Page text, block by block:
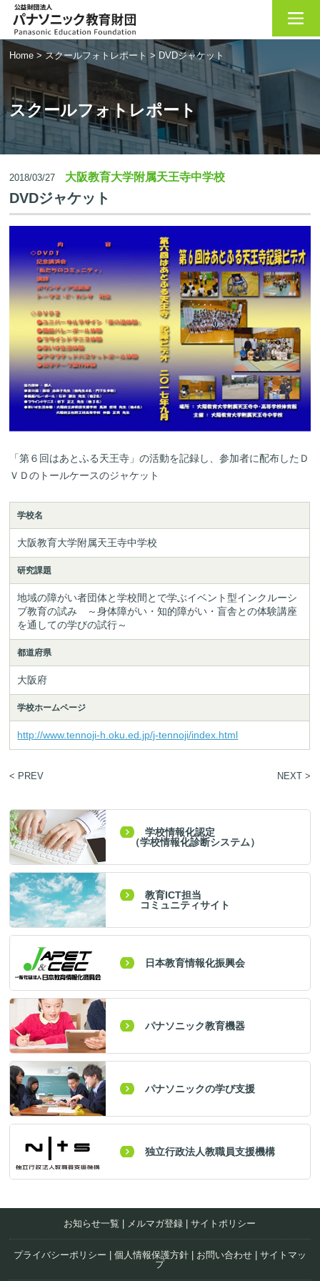
Home > スクールフォトレポート > DVDジャケット
スクールフォトレポート
2018/03/27 大阪教育大学附属天王寺中学校
DVDジャケット
「第６回はあとふる天王寺」の活動を記録し、参加者に配布したＤ
ＶＤのトールケースのジャケット
学校名
大阪教育大学附属天王寺中学校
研究課題
地域の障がい者団体と学校間とで学ぶイベント型インクルーシ
ブ教育の試み　～身体障がい・知的障がい・盲舎との体験講座
都道府県
大阪府
学校ホームページ
http://www.tennoji-h.oku.ed.jp/j-tennoji/index.html
< PREV NEXT >
学校情報化認定
（学校情報化診断システム）
教育ICT担当
コミュニティサイト
日本教育情報化振興会
パナソニック教育機器
パナソニックの学び支援
独立行政法人教職員支援機構
お知らせ一覧 メルマガ登録 |サイトポリシー
プライバシーポリシー 個人情報保護方針| お問い合わせ| サイトマッ
プ